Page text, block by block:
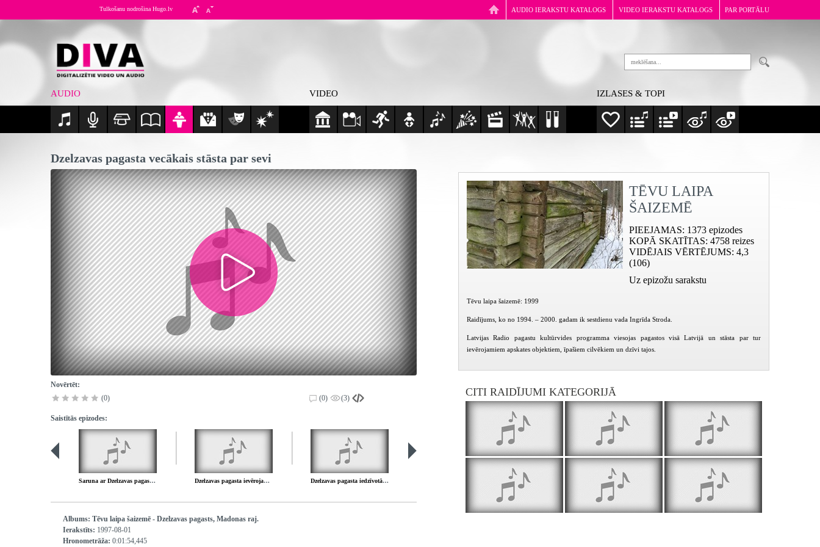
AUDIO IERAKSTU KATALOGS VIDEO IERAKSTU KATALOGS PAR PORTĀLU
Tulkošanu nodrošina Hugo.lv
AUDIO VIDEO IZLASES & TOPI
Dzelzavas pagasta vecākais stāsta par sevi
Novērtēt:
(0)
(0) (3)
Saistītās epizodes:
Saruna ar Dzelzavas pagasta skolotāju Anitu Dadzi Dzelzavas pagasta ievērojamākie cilvēki - Doku Atis Dzelzavas pagasta iedzīvotājs Guntis Eniņš Dzelzavas pagasta bērnu dārzs " Rūķis " Dzelzavas pagasta mājas Lejasaizpurvi Cesvaines kūdras fabrika
Albums: Tēvu laipa šaizemē - Dzelzavas pagasts, Madonas raj.
Ierakstīts: 1997-08-01
Hronometrāža: 0:01:54,445
TĒVU LAIPA
ŠAIZEMĒ
PIEEJAMAS: 1373 epizodes
KOPĀ SKATĪTAS: 4758 reizes
VIDĒJAIS VĒRTĒJUMS: 4,3
(106)
Uz epizožu sarakstu
Tēvu laipa šaizemē: 1999
Raidījums, ko no 1994. – 2000. gadam ik sestdienu vada Ingrīda Stroda.
Latvijas Radio pagastu kultūrvides programma viesojas pagastos visā Latvijā un stāsta par tur
ievērojamiem apskates objektiem, īpašiem cilvēkiem un dzīvi tajos.
CITI RAIDĪJUMI KATEGORIJĀ